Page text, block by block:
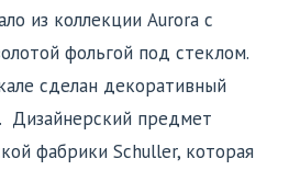
из коллекции Aurora с
фольгой под стеклом.
сделан декоративный
Дизайнерский предмет
фабрики Schuller, которая